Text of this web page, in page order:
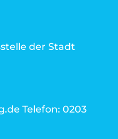
der Stadt
Telefon: 0203